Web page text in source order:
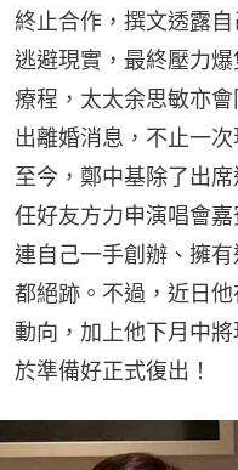
終止合作，撰文透露
逃避現實，最終壓力
療程，太太余思敏亦
出離婚消息，不止一
至今，鄭中基除了出
任好友方力申演唱會
連自己一手創辦、擁
都絕跡。不過，近日
動向，加上他下月中
於準備好正式復出！